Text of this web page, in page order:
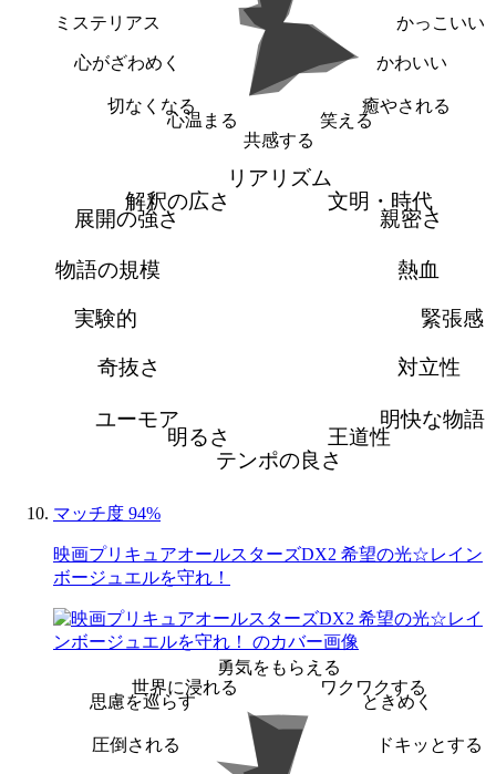
かっこいい
かわいい
癒やされる
笑える
共感する
心温まる
切なくなる
心がざわめく
ミステリアス
リアリズム
文明・時代
親密さ
熱血
緊張感
対立性
明快な物語
王道性
テンポの良さ
明るさ
ユーモア
奇抜さ
実験的
物語の規模
展開の強さ
解釈の広さ
マッチ度 94%
映画プリキュアオールスターズDX2 希望の光☆レイン
ボージュエルを守れ！
勇気をもらえる
ワクワクする
ときめく
ドキッとする
圧倒される
思慮を巡らす
世界に浸れる